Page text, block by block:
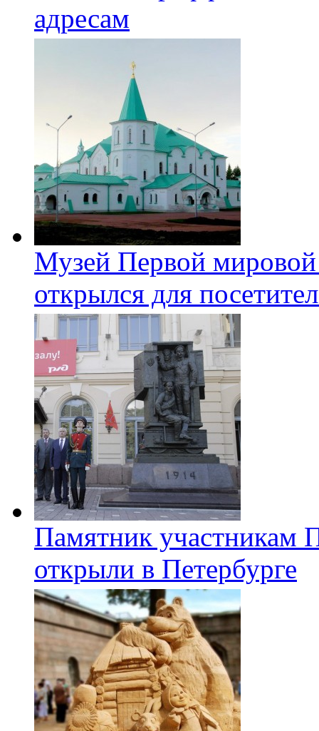
адресам
Музей Первой
открылся для
Памятник участникам
открыли в Петербурге